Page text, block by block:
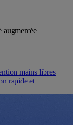
augmentée
mains libres
rapide et